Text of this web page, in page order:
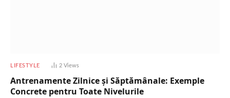
LIFESTYLE 2 Views
Antrenamente Zilnice și Săptămânale: Exemple
Concrete pentru Toate Nivelurile